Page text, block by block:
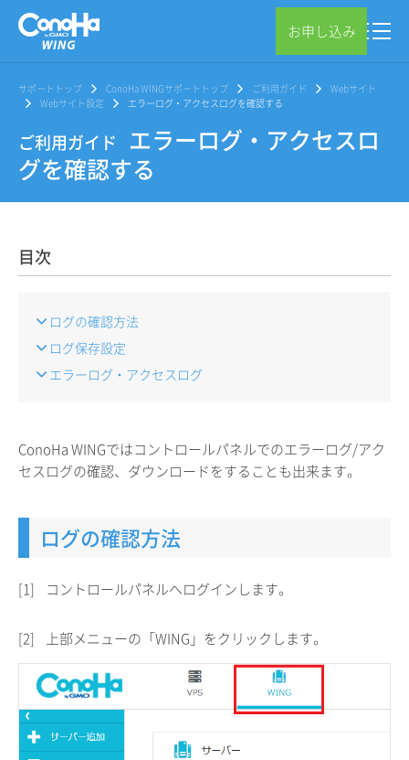
お申し込み
サポートトップ ConoHa WINGサポートトップ ご利用ガイド
Webサイト
Webサイト設定
エラーログ・アクセスログを確認する
ご利用ガイド
エラーログ・アクセスロ
グを確認する
目次
ログの確認方法
ログ保存設定
エラーログ・アクセスログ
ConoHa WINGではコントロールパネルでのエラーログ/アク
セスログの確認、ダウンロードをすることも出来ます。
ログの確認方法
[1] コントロールパネルへログインします。
[2] 上部メニューの「WING」をクリックします。